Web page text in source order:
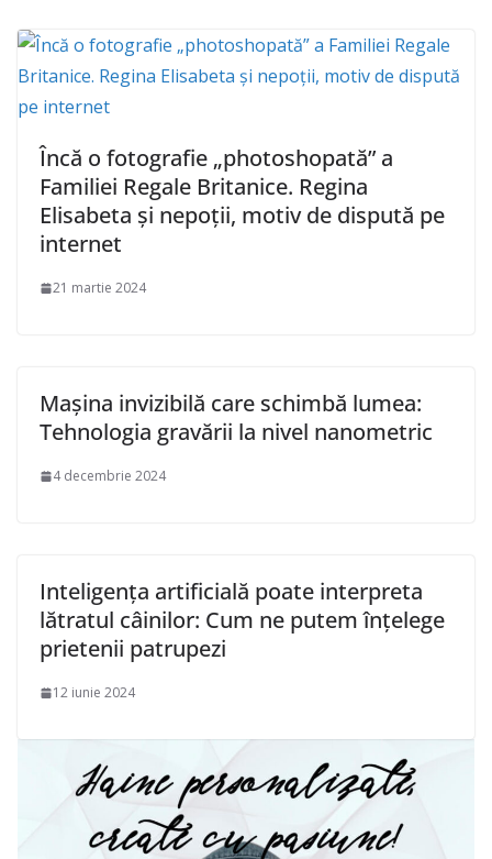
Încă o fotografie „photoshopată” a
Familiei Regale Britanice. Regina
Elisabeta și nepoții, motiv de dispută pe
internet
21 martie 2024
Mașina invizibilă care schimbă lumea:
Tehnologia gravării la nivel nanometric
4 decembrie 2024
Inteligența artificială poate interpreta
lătratul câinilor: Cum ne putem înțelege
prietenii patrupezi
12 iunie 2024